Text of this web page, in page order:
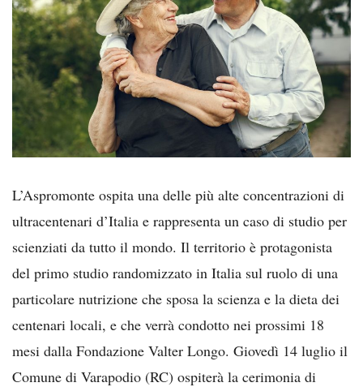
L’Aspromonte ospita una delle più alte concentrazioni di
ultracentenari d’Italia e rappresenta un caso di studio per
scienziati da tutto il mondo. Il territorio è protagonista
del primo studio randomizzato in Italia sul ruolo di una
particolare nutrizione che sposa la scienza e la dieta dei
centenari locali, e che verrà condotto nei prossimi 18
mesi dalla Fondazione Valter Longo. Giovedì 14 luglio il
Comune di Varapodio (RC) ospiterà la cerimonia di